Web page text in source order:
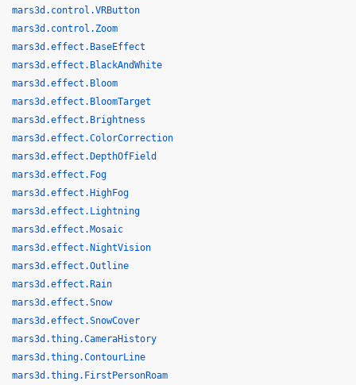
mars3d.control.VRButton
mars3d.control.Zoom
mars3d.effect.BaseEffect
mars3d.effect.BlackAndWhite
mars3d.effect.Bloom
mars3d.effect.BloomTarget
mars3d.effect.Brightness
mars3d.effect.ColorCorrection
mars3d.effect.DepthOfField
mars3d.effect.Fog
mars3d.effect.HighFog
mars3d.effect.Lightning
mars3d.effect.Mosaic
mars3d.effect.NightVision
mars3d.effect.Outline
mars3d.effect.Rain
mars3d.effect.Snow
mars3d.effect.SnowCover
mars3d.thing.CameraHistory
mars3d.thing.ContourLine
mars3d.thing.FirstPersonRoam